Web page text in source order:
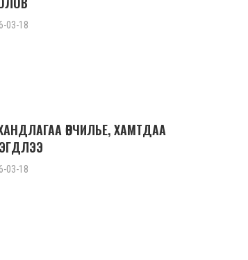
03-18
ӨӨРЧИЛЬЕ, ХАМТДАА
03-18